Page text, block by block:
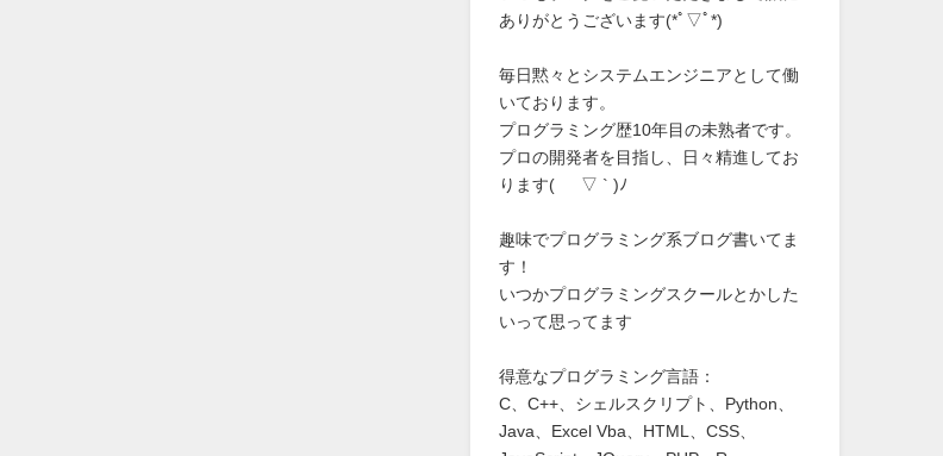
ありがとうございます(*ﾟ▽ﾟ*)
毎日黙々とシステムエンジニアとして働
いております。
プログラミング歴10年目の未熟者です。
プロの開発者を目指し、日々精進してお
ります( ´ ▽ ` )ﾉ
趣味でプログラミング系ブログ書いてま
す！
いつかプログラミングスクールとかした
いって思ってます
得意なプログラミング言語：
C、C++、シェルスクリプト、Python、
Java、Excel Vba、HTML、CSS、